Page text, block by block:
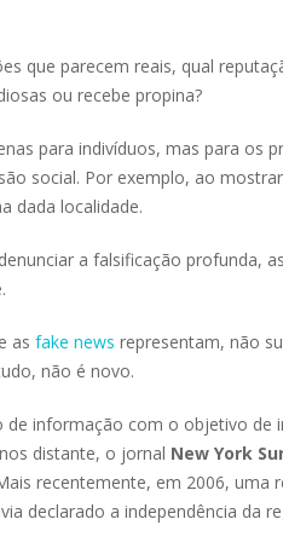
que parecem reais, qual
ou recebe propina?
para indivíduos, mas para
social. Por exemplo, ao
dada localidade.
a falsificação profunda,
as fake news representam, não
não é novo.
de informação com o objetivo
distante, o jornal New York
recentemente, em 2006, uma
declarado a independência da